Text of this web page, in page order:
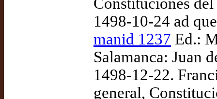
1498-10-24 ad
manid 1237 Ed.:
Salamanca: Juan
1498-12-22.
general,